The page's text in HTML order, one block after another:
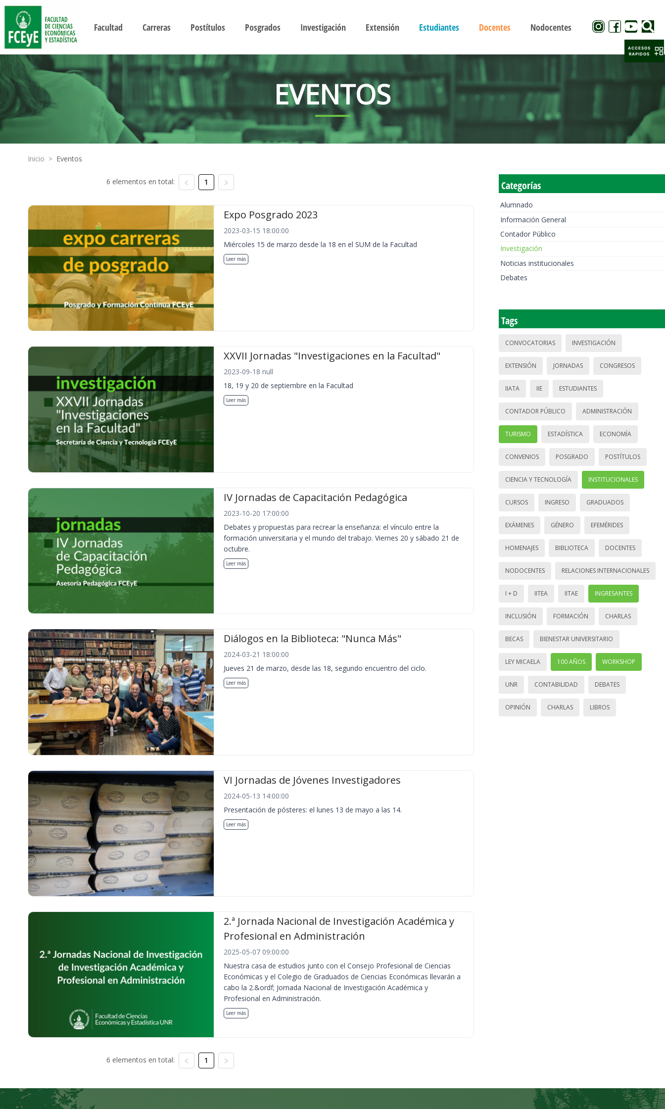
Facultad Carreras Postítulos Posgrados Investigación Extensión Estudiantes Docentes Nodocentes
EVENTOS
Inicio > Eventos
6 elementos en total: 1
Expo Posgrado 2023
2023-03-15 18:00:00
Miércoles 15 de marzo desde la 18 en el SUM de la Facultad
Leer más
XXVII Jornadas "Investigaciones en la Facultad"
2023-09-18 null
18, 19 y 20 de septiembre en la Facultad
Leer más
IV Jornadas de Capacitación Pedagógica
2023-10-20 17:00:00
Debates y propuestas para recrear la enseñanza: el vínculo entre la
formación universitaria y el mundo del trabajo. Viernes 20 y sábado 21 de
octubre.
Leer más
Diálogos en la Biblioteca: "Nunca Más"
2024-03-21 18:00:00
Jueves 21 de marzo, desde las 18, segundo encuentro del ciclo.
Leer más
VI Jornadas de Jóvenes Investigadores
2024-05-13 14:00:00
Presentación de pósteres: el lunes 13 de mayo a las 14.
Leer más
2.ª Jornada Nacional de Investigación Académica y
Profesional en Administración
2025-05-07 09:00:00
Nuestra casa de estudios junto con el Consejo Profesional de Ciencias
Económicas y el Colegio de Graduados de Ciencias Económicas llevarán a
cabo la 2.&ordf; Jornada Nacional de Investigación Académica y
Profesional en Administración.
Leer más
6 elementos en total: 1
Categorías
Alumnado
Información General
Contador Público
Investigación
Noticias institucionales
Debates
Tags
CONVOCATORIAS INVESTIGACIÓN
EXTENSIÓN JORNADAS CONGRESOS
IIATA IIE ESTUDIANTES
CONTADOR PÚBLICO ADMINISTRACIÓN
TURISMO ESTADÍSTICA ECONOMÍA
CONVENIOS POSGRADO POSTÍTULOS
CIENCIA Y TECNOLOGÍA INSTITUCIONALES
CURSOS INGRESO GRADUADOS
EXÁMENES GÉNERO EFEMÉRIDES
HOMENAJES BIBLIOTECA DOCENTES
NODOCENTES RELACIONES INTERNACIONALES
I + D IITEA IITAE INGRESANTES
INCLUSIÓN FORMACIÓN CHARLAS
BECAS BIENESTAR UNIVERSITARIO
LEY MICAELA 100 AÑOS WORKSHOP
UNR CONTABILIDAD DEBATES
OPINIÓN CHARLAS LIBROS
ACCESOS
RAPIDOS